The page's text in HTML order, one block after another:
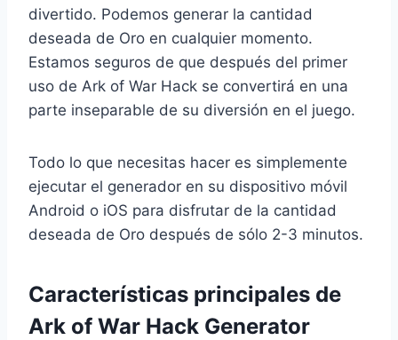
divertido. Podemos generar la cantidad
deseada de Oro en cualquier momento.
Estamos seguros de que después del primer
uso de Ark of War Hack se convertirá en una
parte inseparable de su diversión en el juego.
Todo lo que necesitas hacer es simplemente
ejecutar el generador en su dispositivo móvil
Android o iOS para disfrutar de la cantidad
deseada de Oro después de sólo 2-3 minutos.
Características principales de
Ark of War Hack Generator